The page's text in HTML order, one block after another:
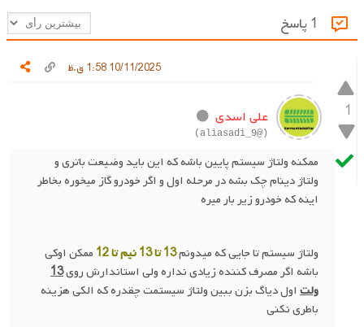
1
10/11/2025 1:58 ق.ظ
علی اسدی
(@aliasadi_9)
ممکنه ولتاژ سیستم پایین باشه که این باید وضیعت باتری و
ولتاژ دینام چک بشه در مرحله اول و اگر خودرو گاز میخوره بخاطر
اینه که خودرو زیر بار میره
ولتاژ سیستم تا جایی که میدونم13 تا 13 نیم تا 12
ممکن اوکی
باشه اگر مصرف کننده زیادی نداره ولی استاندارش روی13
ولت اول دیاگ بزن ببین ولتاژ سیستمت چقدره که الکی هزینه
باطری نکنی